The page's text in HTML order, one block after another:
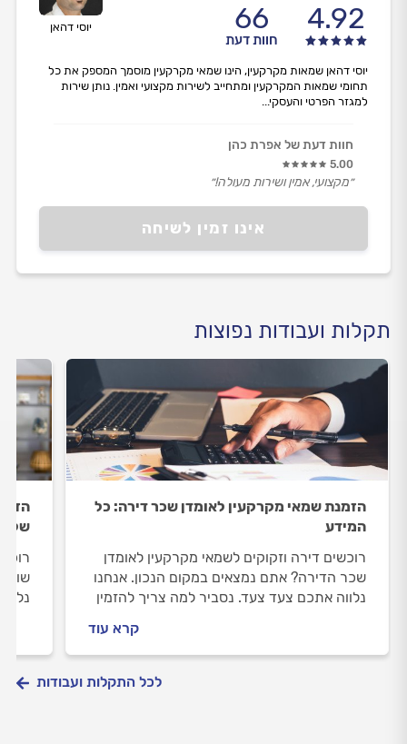
יוסי דהאן 4.92
66
חוות דעת
אינו זמין לשיחה
יוסי דהאן שמאות מקרקעין, הינו שמאי מקרקעין מוסמך המספק את כל
תחומי שמאות המקרקעין ומתחייב לשירות מקצועי ואמין. נותן שירות
למגזר הפרטי והעסקי...
חוות דעת של אפרת כהן
5.00
״מקצועי, אמין ושירות מעולה!״
תקלות ועבודות נפוצות
הזמנת שמאי מקרקעין לאומדן שכר דירה: כל
המידע
רוכשים דירה וזקוקים לשמאי מקרקעין לאומדן
שכר הדירה? אתם נמצאים במקום הנכון. אנחנו
נלווה אתכם צעד צעד. נסביר למה צריך להזמין
קרא עוד
שלב
לכל התקלות ועבודות